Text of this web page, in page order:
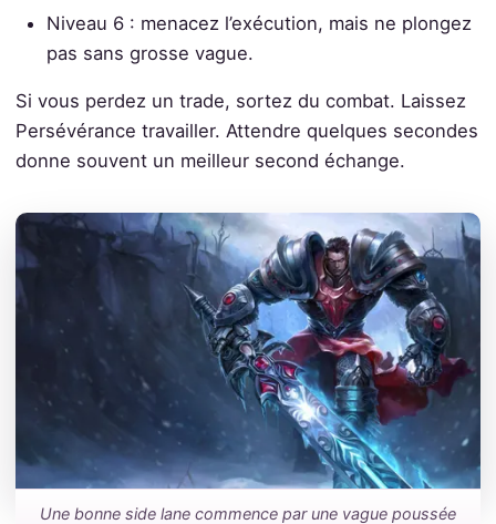
Niveau 6 : menacez l’exécution, mais ne plongez
pas sans grosse vague.
Si vous perdez un trade, sortez du combat. Laissez
Persévérance travailler. Attendre quelques secondes
donne souvent un meilleur second échange.
Une bonne side lane commence par une vague poussée